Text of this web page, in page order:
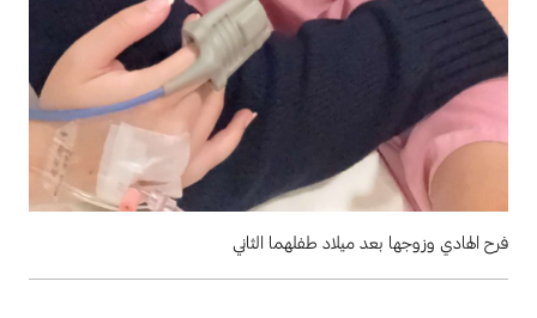
فرح الهادي وزوجها بعد ميلاد طفلهما الثاني